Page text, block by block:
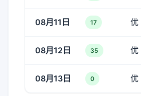
08月11日 17 优
08月12日 35 优
08月13日 0 优